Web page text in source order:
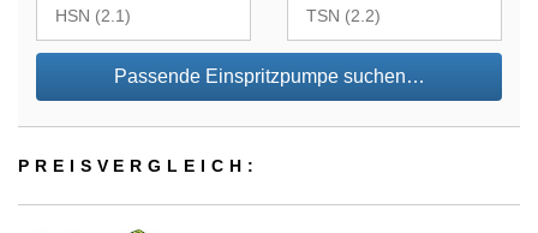
Passende Einspritzpumpe suchen…
PREIS­VER­GLEICH: